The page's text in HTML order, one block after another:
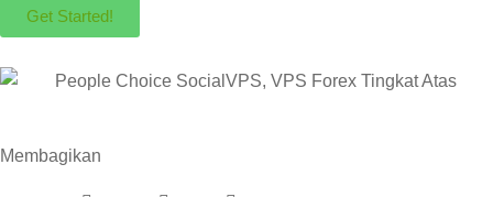
Get Started!
Membagikan